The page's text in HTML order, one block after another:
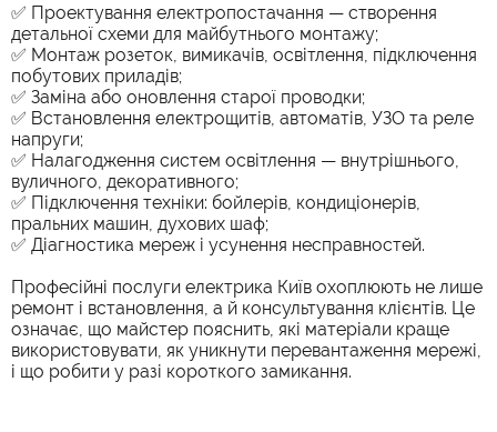
✅ Проектування електропостачання — створення
детальної схеми для майбутнього монтажу;
✅ Монтаж розеток, вимикачів, освітлення, підключення
побутових приладів;
✅ Заміна або оновлення старої проводки;
✅ Встановлення електрощитів, автоматів, УЗО та реле
напруги;
✅ Налагодження систем освітлення — внутрішнього,
вуличного, декоративного;
✅ Підключення техніки: бойлерів, кондиціонерів,
пральних машин, духових шаф;
✅ Діагностика мереж і усунення несправностей.
Професійні послуги електрика Київ охоплюють не лише
ремонт і встановлення, а й консультування клієнтів. Це
означає, що майстер пояснить, які матеріали краще
використовувати, як уникнути перевантаження мережі,
і що робити у разі короткого замикання.